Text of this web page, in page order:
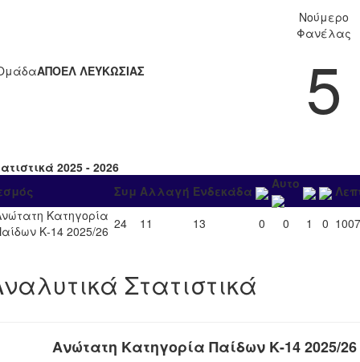
ΑΠΟΕΛ ΛΕΥΚΩΣΙΑΣ
Νούμερο
Φανέλας
5
2025 - 2026
Συμ Αλλαγή Ενδεκάδα Αυτο
Κατηγορία
Κ-14 2025/26 24 11 13 0 0 1 0 1007
Στατιστικά
Ανώτατη Κατηγορία Παίδων Κ-14 2025/26